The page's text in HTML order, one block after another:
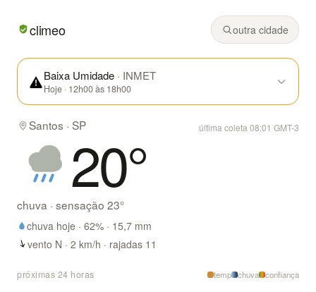
Em Santos/SP hoje: chuva, mínima de 17° e máxima de
climeo outra cidade
Baixa Umidade · INMET
Hoje · 12h00 às 18h00
Santos · SP última coleta 08:01 GMT-3
20°
chuva · sensação 23°
chuva hoje · 62% · 15,7 mm
vento N · 2 km/h · rajadas 11
próximas 24 horas temp chuva confiança